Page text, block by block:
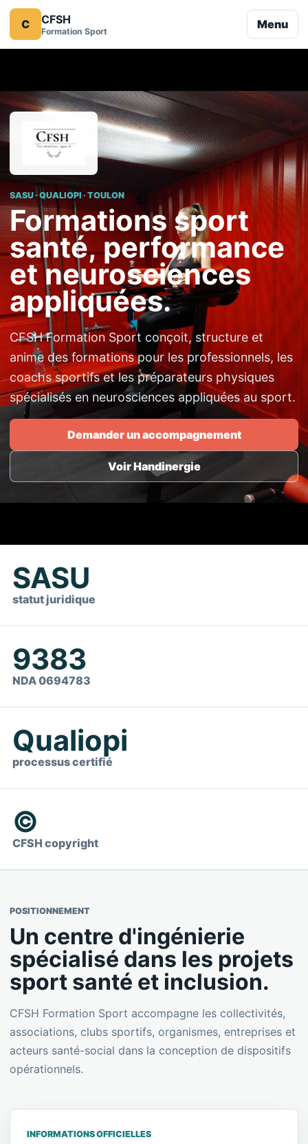
C CFSH
Formation Sport Menu
SASU · QUALIOPI · TOULON
Formations sport
santé, performance
et neurosciences
appliquées.
CFSH Formation Sport conçoit, structure et
anime des formations pour les professionnels, les
coachs sportifs et les préparateurs physiques
spécialisés en neurosciences appliquées au sport.
Demander un accompagnement
Voir Handinergie
SASU
statut juridique
9383
NDA 0694783
Qualiopi
processus certifié
©
CFSH copyright
POSITIONNEMENT
Un centre d'ingénierie
spécialisé dans les projets
sport santé et inclusion.
CFSH Formation Sport accompagne les collectivités,
associations, clubs sportifs, organismes, entreprises et
acteurs santé-social dans la conception de dispositifs
opérationnels.
INFORMATIONS OFFICIELLES